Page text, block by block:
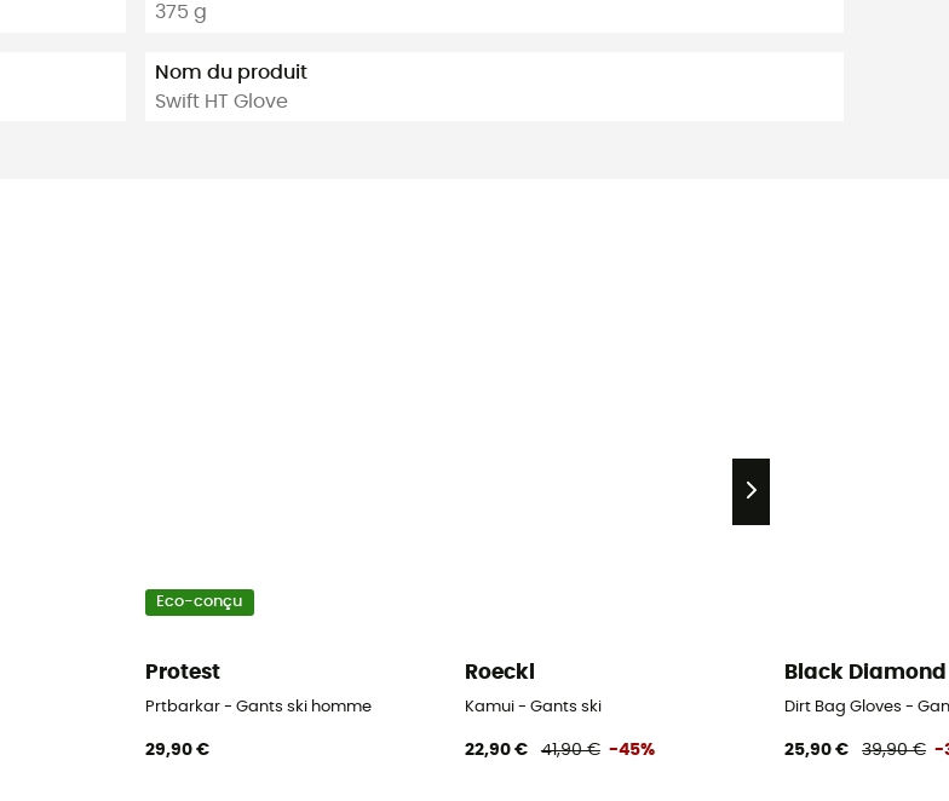
375 g
Nom du produit
Swift HT Glove
Eco-conçu
Protest
Prtbarkar - Gants ski homme
29,90 €
Roeckl
Kamui - Gants ski
22,90 € 41,90 € -45%
Black Diamond
Dirt Bag Gloves -
25,90 € 39,90 € -